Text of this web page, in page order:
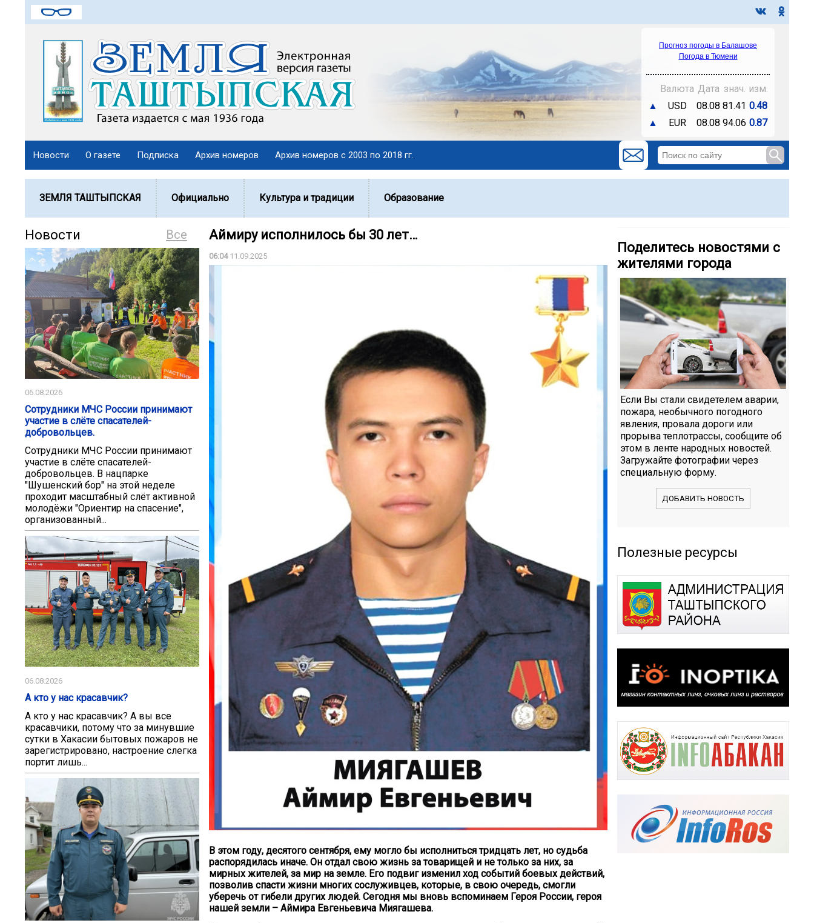
Прогноз погоды в Балашове
Погода в Тюмени
Валюта Дата знач. изм.
▲
USD 08.08 81.41 0.48
▲
EUR 08.08 94.06 0.87
Новости О газете Подписка Архив номеров Архив номеров с 2003 по 2018 гг.
ЗЕМЛЯ ТАШТЫПСКАЯ Официально Культура и традиции Образование
Все
Новости
06.08.2026
Сотрудники МЧС России принимают
участие в слёте спасателей-
добровольцев.
Сотрудники МЧС России принимают
участие в слёте спасателей-
добровольцев. В нацпарке
"Шушенский бор" на этой неделе
проходит масштабный слёт активной
молодёжи "Ориентир на спасение",
организованный...
06.08.2026
А кто у нас красавчик?
А кто у нас красавчик? А вы все
красавчики, потому что за минувшие
сутки в Хакасии бытовых пожаров не
зарегистрировано, настроение слегка
портит лишь...
Аймиру исполнилось бы 30 лет…
06:0411.09.2025
В этом году, десятого сентября, ему могло бы исполниться тридцать лет, но судьба
распорядилась иначе. Он отдал свою жизнь за товарищей и не только за них, за
мирных жителей, за мир на земле. Его подвиг изменил ход событий боевых действий,
позволив спасти жизни многих сослуживцев, которые, в свою очередь, смогли
уберечь от гибели других людей. Сегодня мы вновь вспоминаем Героя России, героя
нашей земли – Аймира Евгеньевича Миягашева.
Поделитесь новостями с
жителями города
Если Вы стали свидетелем аварии,
пожара, необычного погодного
явления, провала дороги или
прорыва теплотрассы, сообщите об
этом в ленте народных новостей.
Загружайте фотографии через
специальную форму.
ДОБАВИТЬ НОВОСТЬ
Полезные ресурсы